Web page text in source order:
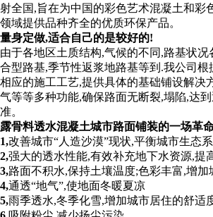
射全国,旨在为中国的彩色艺术混凝土和彩
领域提供品种齐全的优质环保产品。
量身定做,适合自己的是较好的!
由于各地区土质结构,气候的不同,路基状况
合型路基,季节性返浆地路基等到.我公司根
相应的施工工艺,提供具体的基础铺设解决
气等等多种功能,确保路面无断裂,塌陷,达
准。
露骨料透水混凝土城市路面铺装的一场革
1,改善城市“人造沙漠”现状,平衡城市生态
2,强大的透水性能,有效补充地下水资源,提
3,路面不积水,保持土壤温度;色彩丰富,增加
4,通透“地气”,使地面冬暖夏凉
5,雨季透水,冬季化雪,增加城市居住的舒适